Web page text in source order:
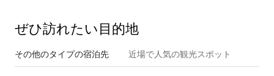
ぜひ訪⁠れ⁠た⁠い目⁠的⁠地
その他のタ⁠イ⁠プ⁠の宿⁠泊⁠先 近場で人気の観光スポット